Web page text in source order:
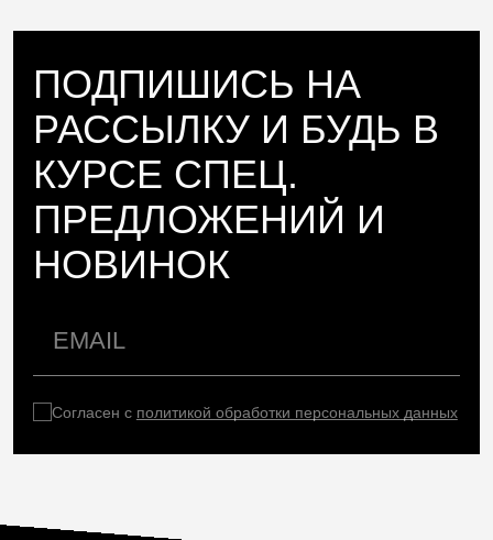
ПОДПИШИСЬ НА
РАССЫЛКУ И БУДЬ В
КУРСЕ СПЕЦ.
ПРЕДЛОЖЕНИЙ И
НОВИНОК
Согласен с политикой обработки персональных данных